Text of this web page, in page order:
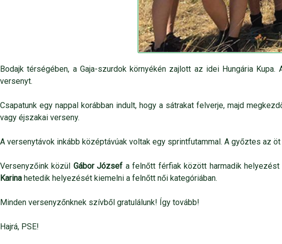
Bodajk térségében, a Gaja-szurdok környékén zajlott az idei Hungária
versenyt.
Csapatunk egy nappal korábban indult, hogy a sátrakat felverje, majd
vagy éjszakai verseny.
A versenytávok inkább középtávúak voltak egy sprintfutammal. A győztes az
Versenyzőink közül Gábor József a felnőtt férfiak között harmadik helyezést
Karina hetedik helyezését kiemelni a felnőtt női kategóriában.
Minden versenyzőnknek szívből gratulálunk! Így tovább!
Hajrá, PSE!